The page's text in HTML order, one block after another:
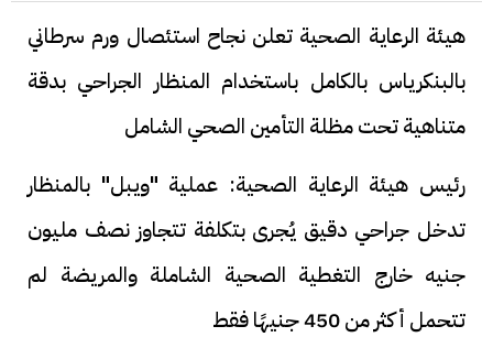
هيئة الرعاية الصحية تعلن نجاح استئصال ورم سرطاني
بالبنكرياس بالكامل باستخدام المنظار الجراحي بدقة
متناهية تحت مظلة التأمين الصحي الشامل
رئيس هيئة الرعاية الصحية: عملية "ويبل" بالمنظار
تدخل جراحي دقيق يُجرى بتكلفة تتجاوز نصف مليون
جنيه خارج التغطية الصحية الشاملة والمريضة لم
تتحمل أكثر من 450 جنيهًا فقط